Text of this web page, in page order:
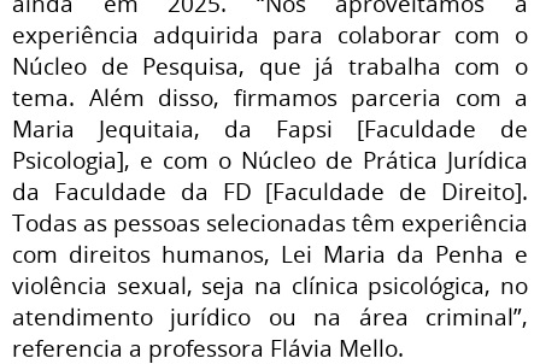
experiência adquirida para colaborar com o
Núcleo de Pesquisa, que já trabalha com o
tema. Além disso, firmamos parceria com a
Maria Jequitaia, da Fapsi [Faculdade de
Psicologia], e com o Núcleo de Prática Jurídica
da Faculdade da FD [Faculdade de Direito].
Todas as pessoas selecionadas têm experiência
com direitos humanos, Lei Maria da Penha e
violência sexual, seja na clínica psicológica, no
atendimento jurídico ou na área criminal”,
referencia a professora Flávia Mello.